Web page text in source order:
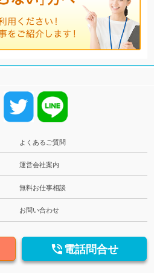
よくあるご質問
運営会社案内
無料お仕事相談
お問い合わせ
 電話問合せ